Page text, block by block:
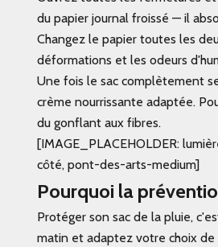
du papier journal froissé — il
Changez le papier toutes les
déformations et les odeurs
Une fois le sac complètement
crème nourrissante adaptée.
du gonflant aux fibres.
[IMAGE_PLACEHOLDER:
côté, pont-des-arts-medium]
Pourquoi la
Protéger son sac de la pluie,
matin et adaptez votre choix de